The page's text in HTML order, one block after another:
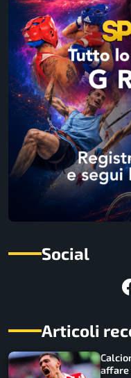
Social
Articoli
affare